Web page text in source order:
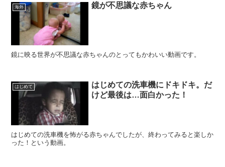
海外 鏡が不思議な赤ちゃん
鏡に映る世界が不思議な赤ちゃんのとってもかわいい動画です。
はじめて
はじめての洗車機にドキドキ。だ
けど最後は…面白かった！
はじめての洗車機を怖がる赤ちゃんでしたが、終わってみると楽しか
った！という動画。